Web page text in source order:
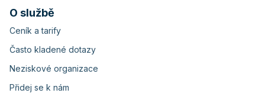
O službě
Ceník a tarify
Často kladené dotazy
Neziskové organizace
Přidej se k nám